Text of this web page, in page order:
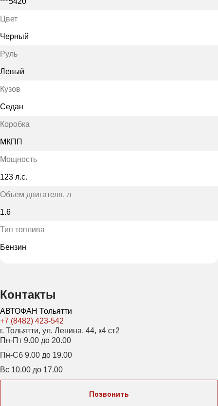
Цвет
Черный
Руль
Левый
Кузов
Седан
Коробка
МКПП
Мощность
123 л.с.
Объем двигателя, л
1.6
Тип топлива
Бензин
Контакты
АВТОФАН Тольятти
+7 (8482) 423-542
г. Тольятти, ул. Ленина, 44, к4 ст2
Пн-Пт 9.00 до 20.00
Пн-Сб 9.00 до 19.00
Вс 10.00 до 17.00
Позвонить